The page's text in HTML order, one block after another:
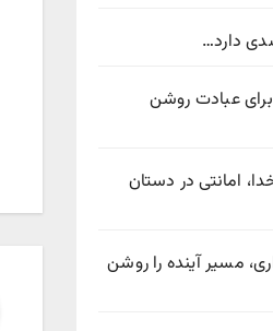
دارد…
عبادت روشن
امانتی در دستان
مسیر آینده را روشن